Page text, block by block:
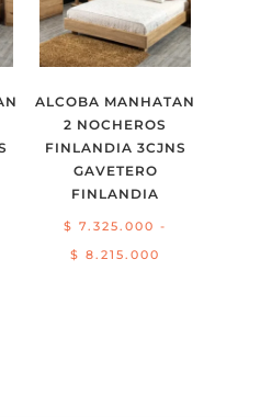
$ 6.300.000
ALCOBA MANHATAN
2 NOCHEROS
FINLANDIA 3CJNS
GAVETERO
FINLANDIA
$ 7.325.000 -
$ 8.215.000